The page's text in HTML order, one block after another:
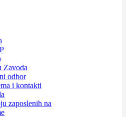
Zavoda
odbor
i kontakti
zaposlenih na